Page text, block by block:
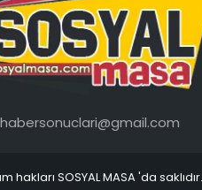
habersonuclari@gmail.com
hakları SOSYAL MASA 'da saklıdır.